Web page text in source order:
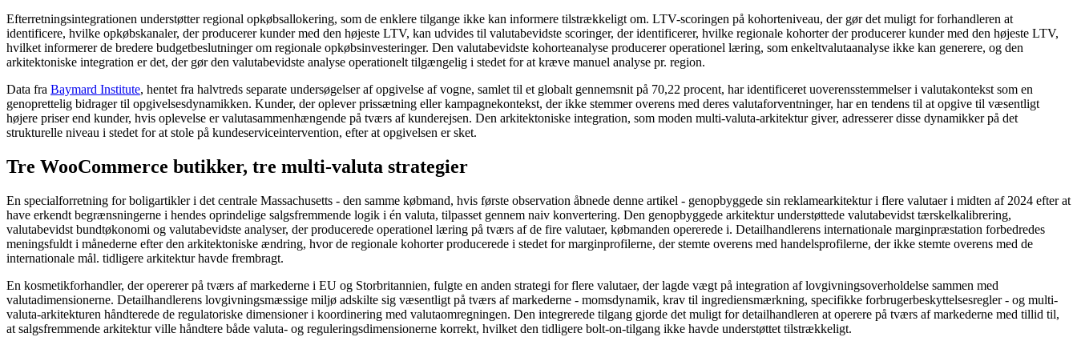
Efterretningsintegrationen understøtter regional opkøbsallokering, som de enklere tilgange ikke kan informere tilstrækkeligt om. LTV-scoringen på kohorteniveau, der gør det muligt for forhandleren at
identificere, hvilke opkøbskanaler, der producerer kunder med den højeste LTV, kan udvides til valutabevidste scoringer, der identificerer, hvilke regionale kohorter der producerer kunder med den højeste LTV,
hvilket informerer de bredere budgetbeslutninger om regionale opkøbsinvesteringer. Den valutabevidste kohorteanalyse producerer operationel læring, som enkeltvalutaanalyse ikke kan generere, og den
arkitektoniske integration er det, der gør den valutabevidste analyse operationelt tilgængelig i stedet for at kræve manuel analyse pr. region.
Data fra Baymard Institute, hentet fra halvtreds separate undersøgelser af opgivelse af vogne, samlet til et globalt gennemsnit på 70,22 procent, har identificeret uoverensstemmelser i valutakontekst som en
genoprettelig bidrager til opgivelsesdynamikken. Kunder, der oplever prissætning eller kampagnekontekst, der ikke stemmer overens med deres valutaforventninger, har en tendens til at opgive til væsentligt
højere priser end kunder, hvis oplevelse er valutasammenhængende på tværs af kunderejsen. Den arkitektoniske integration, som moden multi-valuta-arkitektur giver, adresserer disse dynamikker på det
strukturelle niveau i stedet for at stole på kundeserviceintervention, efter at opgivelsen er sket.
Tre WooCommerce butikker, tre multi-valuta strategier
En specialforretning for boligartikler i det centrale Massachusetts - den samme købmand, hvis første observation åbnede denne artikel - genopbyggede sin reklamearkitektur i flere valutaer i midten af ​​2024 efter at
have erkendt begrænsningerne i hendes oprindelige salgsfremmende logik i én valuta, tilpasset gennem naiv konvertering. Den genopbyggede arkitektur understøttede valutabevidst tærskelkalibrering,
valutabevidst bundtøkonomi og valutabevidste analyser, der producerede operationel læring på tværs af de fire valutaer, købmanden opererede i. Detailhandlerens internationale marginpræstation forbedredes
meningsfuldt i månederne efter den arkitektoniske ændring, hvor de regionale kohorter producerede i stedet for marginprofilerne, der stemte overens med handelsprofilerne, der ikke stemte overens med de
internationale mål. tidligere arkitektur havde frembragt.
En kosmetikforhandler, der opererer på tværs af markederne i EU og Storbritannien, fulgte en anden strategi for flere valutaer, der lagde vægt på integration af lovgivningsoverholdelse sammen med
valutadimensionerne. Detailhandlerens lovgivningsmæssige miljø adskilte sig væsentligt på tværs af markederne - momsdynamik, krav til ingrediensmærkning, specifikke forbrugerbeskyttelsesregler - og multi-
valuta-arkitekturen håndterede de regulatoriske dimensioner i koordinering med valutaomregningen. Den integrerede tilgang gjorde det muligt for detailhandleren at operere på tværs af markederne med tillid til,
at salgsfremmende arkitektur ville håndtere både valuta- og reguleringsdimensionerne korrekt, hvilket den tidligere bolt-on-tilgang ikke havde understøttet tilstrækkeligt.